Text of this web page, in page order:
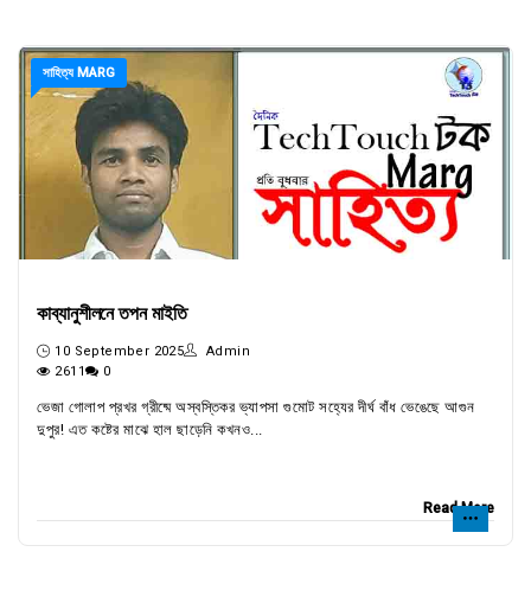
সাহিত্য MARG
কাব্যানুশীলনে তপন মাইতি
10 September 2025
Admin
2611
0
ভেজা গোলাপ প্রখর গ্রীষ্মে অস্বস্তিকর ভ্যাপসা গুমোট সহ্যের দীর্ঘ বাঁধ ভেঙেছে আগুন
দুপুর! এত কষ্টের মাঝে হাল ছাড়েনি কখনও...
Read More